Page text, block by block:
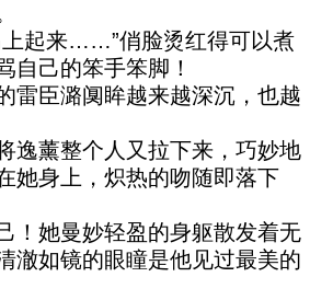
起来……”俏脸烫红得可以煮
自己的笨手笨脚！
臣潞阒眸越来越深沉，也越
薰整个人又拉下来，巧妙地
她身上，炽热的吻随即落下
她曼妙轻盈的身躯散发着无
澈如镜的眼瞳是他见过最美的